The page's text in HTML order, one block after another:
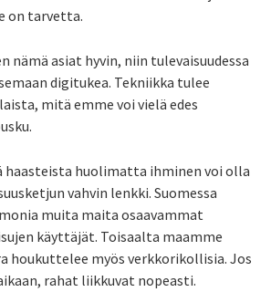
on tarvetta.
nämä asiat hyvin, niin tulevaisuudessa
digitukea. Tekniikka tulee
mitä emme voi vielä edes
huolimatta ihminen voi olla
vahvin lenkki. Suomessa
muita maita osaavammat
käyttäjät. Toisaalta maamme
houkuttelee myös verkkorikollisia. Jos
rahat liikkuvat nopeasti.